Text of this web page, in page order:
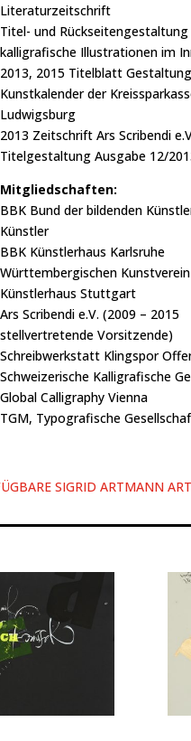
Literaturzeitschrift
Titel- und
kalligrafische Illustrationen im
2013, 2015 Titelblatt Gestaltung
Kunstkalender der
Ludwigsburg
2013 Zeitschrift Ars Scribendi
Titelgestaltung Ausgabe 12/
Mitgliedschaften:
BBK Bund der bildenden
Künstler
BBK Künstlerhaus Karlsruhe
Württembergischen
Künstlerhaus Stuttgart
Ars Scribendi e.V. (2009 – 2015
stellvertretende Vorsitzende)
Schreibwerkstatt Klingspor
Schweizerische Kalligrafische
Global Calligraphy Vienna
TGM, Typografische
SIGRID ARTMANN